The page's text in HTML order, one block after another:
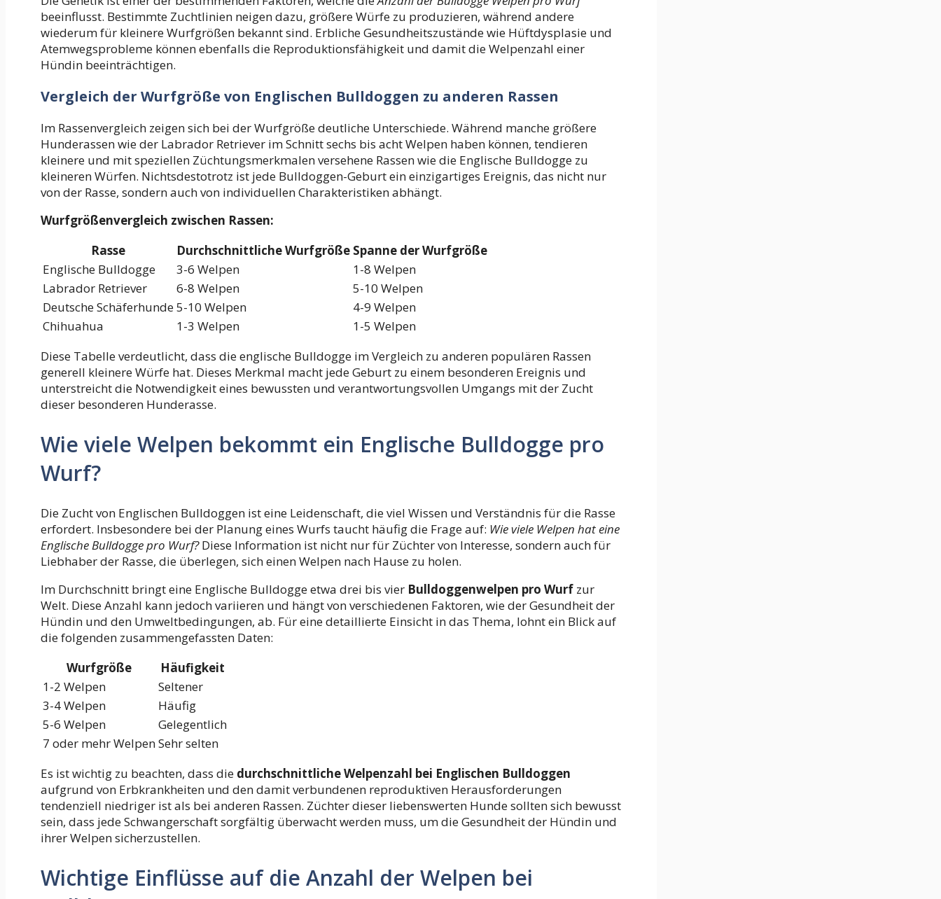
beeinflusst. Bestimmte Zuchtlinien neigen dazu, größere Würfe zu produzieren, während andere
wiederum für kleinere Wurfgrößen bekannt sind. Erbliche Gesundheitszustände wie Hüftdysplasie und
Atemwegsprobleme können ebenfalls die Reproduktionsfähigkeit und damit die Welpenzahl einer
Hündin beeinträchtigen.
Vergleich der Wurfgröße von Englischen Bulldoggen zu anderen Rassen
Im Rassenvergleich zeigen sich bei der Wurfgröße deutliche Unterschiede. Während manche größere
Hunderassen wie der Labrador Retriever im Schnitt sechs bis acht Welpen haben können, tendieren
kleinere und mit speziellen Züchtungsmerkmalen versehene Rassen wie die Englische Bulldogge zu
kleineren Würfen. Nichtsdestotrotz ist jede Bulldoggen-Geburt ein einzigartiges Ereignis, das nicht nur
von der Rasse, sondern auch von individuellen Charakteristiken abhängt.
Wurfgrößenvergleich zwischen Rassen:
Rasse
Durchschnittliche Wurfgröße Spanne der Wurfgröße
Englische Bulldogge
3-6 Welpen
1-8 Welpen
Labrador Retriever
6-8 Welpen
5-10 Welpen
Deutsche Schäferhunde5-10 Welpen
4-9 Welpen
Chihuahua
1-3 Welpen
1-5 Welpen
Diese Tabelle verdeutlicht, dass die englische Bulldogge im Vergleich zu anderen populären Rassen
generell kleinere Würfe hat. Dieses Merkmal macht jede Geburt zu einem besonderen Ereignis und
unterstreicht die Notwendigkeit eines bewussten und verantwortungsvollen Umgangs mit der Zucht
dieser besonderen Hunderasse.
Wie viele Welpen bekommt ein Englische Bulldogge pro
Wurf?
Die Zucht von Englischen Bulldoggen ist eine Leidenschaft, die viel Wissen und Verständnis für die Rasse
erfordert. Insbesondere bei der Planung eines Wurfs taucht häufig die Frage auf: Wie viele Welpen hat eine
Englische Bulldogge pro Wurf?Diese Information ist nicht nur für Züchter von Interesse, sondern auch für
Liebhaber der Rasse, die überlegen, sich einen Welpen nach Hause zu holen.
Im Durchschnitt bringt eine Englische Bulldogge etwa drei bis vier Bulldoggenwelpen pro Wurf zur
Welt. Diese Anzahl kann jedoch variieren und hängt von verschiedenen Faktoren, wie der Gesundheit der
Hündin und den Umweltbedingungen, ab. Für eine detaillierte Einsicht in das Thema, lohnt ein Blick auf
die folgenden zusammengefassten Daten:
Wurfgröße
Häufigkeit
1-2 Welpen
Seltener
3-4 Welpen
Häufig
5-6 Welpen
Gelegentlich
7 oder mehr WelpenSehr selten
Es ist wichtig zu beachten, dass die durchschnittliche Welpenzahl bei Englischen Bulldoggen
aufgrund von Erbkrankheiten und den damit verbundenen reproduktiven Herausforderungen
tendenziell niedriger ist als bei anderen Rassen. Züchter dieser liebenswerten Hunde sollten sich bewusst
sein, dass jede Schwangerschaft sorgfältig überwacht werden muss, um die Gesundheit der Hündin und
ihrer Welpen sicherzustellen.
Wichtige Einflüsse auf die Anzahl der Welpen bei